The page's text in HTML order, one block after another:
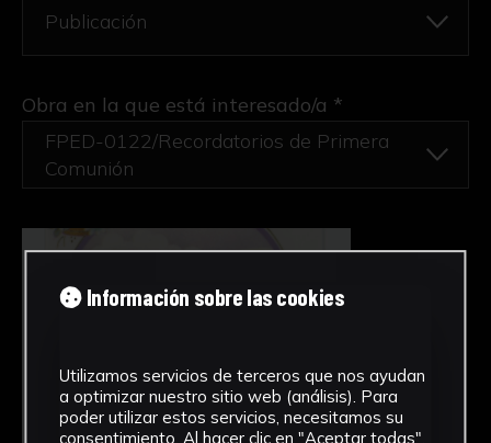
Obra en la que está interesado/a *
FPED-0122/Recordatorios de Primera
Comunión
Información sobre las cookies
Utilizamos servicios de terceros que nos ayudan
a optimizar nuestro sitio web (análisis). Para
poder utilizar estos servicios, necesitamos su
consentimiento. Al hacer clic en "Aceptar todas",